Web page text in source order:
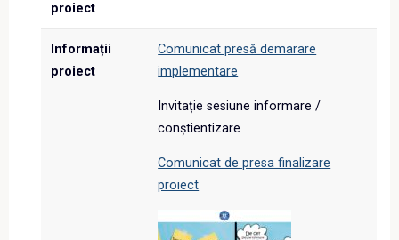
proiect
Informații
proiect
Comunicat presă demarare
implementare
Invitație sesiune informare /
conștientizare
Comunicat de presa finalizare
proiect